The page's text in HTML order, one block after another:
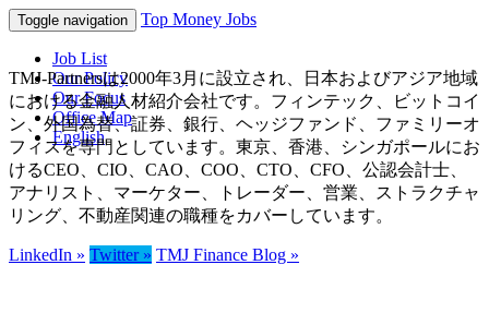
Toggle navigation Top Money Jobs
Job List
Our Policy
Our Focus
Office Map
English
TMJ-Partnersは2000年3月に設立され、日本およびアジア地域
における金融人材紹介会社です。フィンテック、ビットコイ
ン、外国為替、証券、銀行、ヘッジファンド、ファミリーオ
フィスを専門としています。東京、香港、シンガポールにお
けるCEO、CIO、CAO、COO、CTO、CFO、公認会計士、
アナリスト、マーケター、トレーダー、営業、ストラクチャ
リング、不動産関連の職種をカバーしています。
LinkedIn » Twitter » TMJ Finance Blog »